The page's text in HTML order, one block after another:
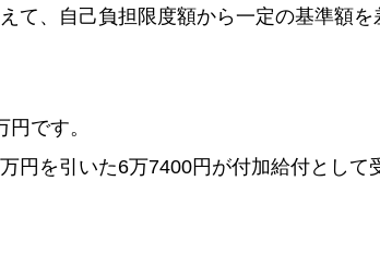
て、自己負担限度額から一定の基準額を
です。
円を引いた6万7400円が付加給付として